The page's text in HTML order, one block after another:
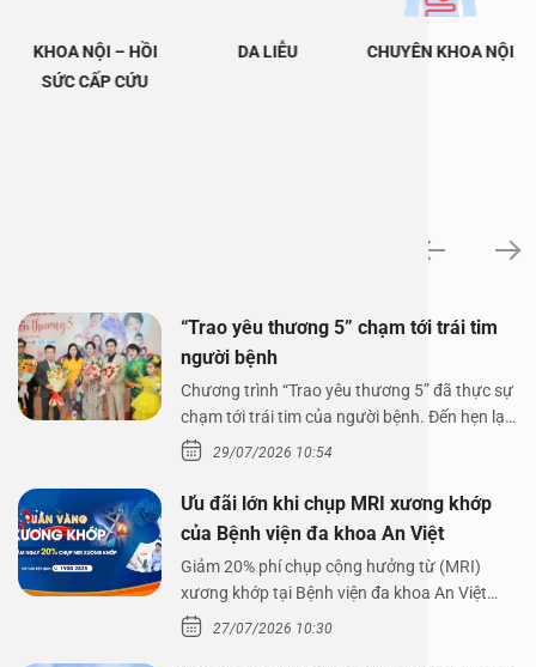
KHOA NỘI – HỒI
SỨC CẤP CỨU
DA LIỄU CHUYÊN KHOA NỘI
“Trao yêu thương 5” chạm tới trái tim
người bệnh
Chương trình “Trao yêu thương 5” đã thực sự
chạm tới trái tim của người bệnh. Đến hẹn lại
lên,…29/07/2026 10:54
Ưu đãi lớn khi chụp MRI xương khớp
của Bệnh viện đa khoa An Việt
Giảm 20% phí chụp cộng hưởng từ (MRI)
xương khớp tại Bệnh viện đa khoa An Việt
Bệnh viện đa…
27/07/2026 10:30